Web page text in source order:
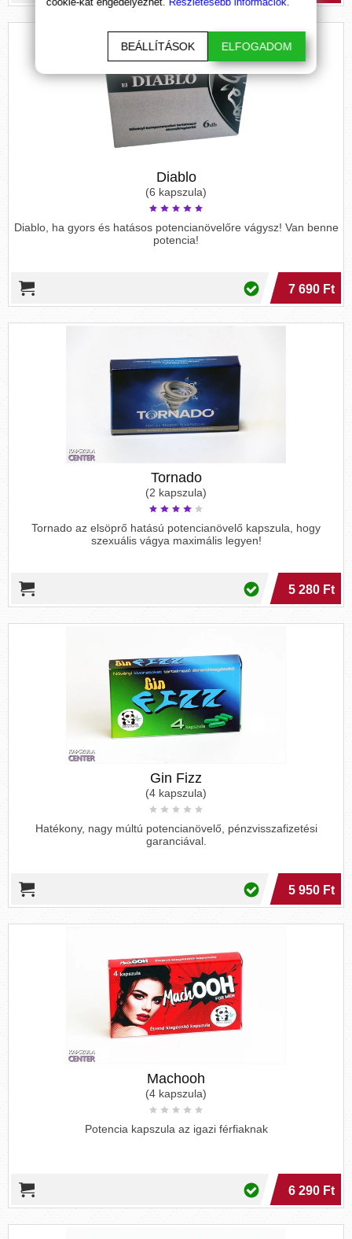
Diablo
(6 kapszula)
Diablo, ha gyors és hatásos potencianövelőre vágysz! Van benne
potencia!
7 690 Ft
Tornado
(2 kapszula)
Tornado az elsöprő hatású potencianövelő kapszula, hogy
szexuális vágya maximális legyen!
5 280 Ft
Gin Fizz
(4 kapszula)
Hatékony, nagy múltú potencianövelő, pénzvisszafizetési
garanciával.
5 950 Ft
Machooh
(4 kapszula)
Potencia kapszula az igazi férfiaknak
6 290 Ft
BEÁLLÍTÁSOK ELFOGADOM